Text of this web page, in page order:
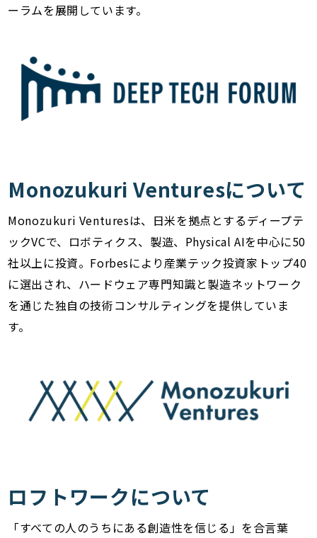
ーラムを展開しています。
Monozukuri Venturesについて
Monozukuri Venturesは、日米を拠点とするディープテ
ックVCで、ロボティクス、製造、Physical AIを中心に50
社以上に投資。Forbesにより産業テック投資家トップ40
に選出され、ハードウェア専門知識と製造ネットワーク
を通じた独自の技術コンサルティングを提供していま
す。
ロフトワークについて
「すべての人のうちにある創造性を信じる」を合言葉